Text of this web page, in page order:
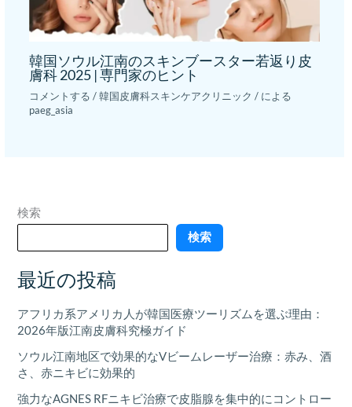
韓国ソウル江南のスキンブースター若返り皮
膚科 2025 | 専門家のヒント
コメントする /韓国皮膚科スキンケアクリニック / による
paeg_asia
検索
検索
最近の投稿
アフリカ系アメリカ人が韓国医療ツーリズムを選ぶ理由：
2026年版江南皮膚科究極ガイド
ソウル江南地区で効果的なVビームレーザー治療：赤み、酒
さ、赤ニキビに効果的
強力なAGNES RFニキビ治療で皮脂腺を集中的にコントロー